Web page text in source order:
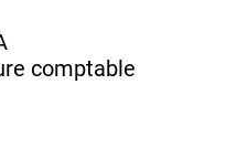
comptable